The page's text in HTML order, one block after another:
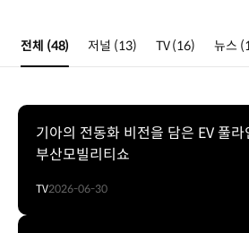
전체 (48) 저널 (13) TV(16) 뉴스
기아의 전동화 비전을 담은 EV 풀
부산모빌리티쇼
TV2026-06-30